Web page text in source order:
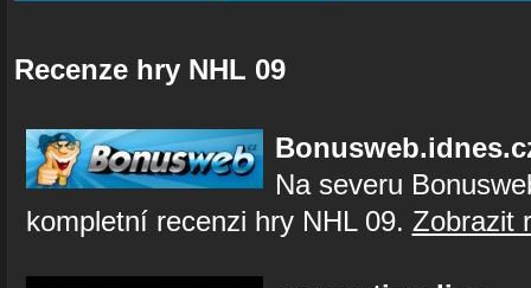
Recenze hry NHL 09
Na severu
kompletní recenzi hry NHL 09. Zobrazit